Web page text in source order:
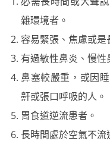
雜環境者。
容易緊張、焦慮或是
有過敏性鼻炎、慢性
鼻塞較嚴重，或因
鼾或張口呼吸的人。
胃食道逆流患者。
長時間處於空氣不流